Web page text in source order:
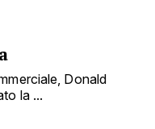
Donald
la ...